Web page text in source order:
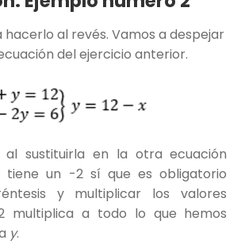
hacerlo al revés. Vamos a despejar
del ejercicio anterior.
al sustituirla en la otra ecuación
tiene un -2 sí que es obligatorio
y multiplicar los valores
multiplica a todo lo que hemos
y.